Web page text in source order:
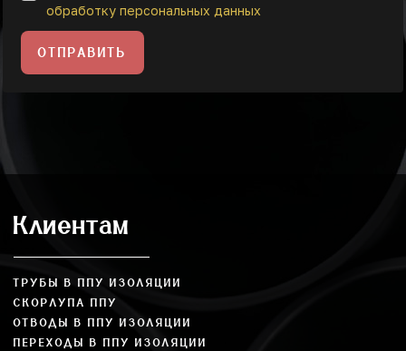
обработку персональных данных
ОТПРАВИТЬ
Клиентам
ТРУБЫ В ППУ ИЗОЛЯЦИИ
СКОРЛУПА ППУ
ОТВОДЫ В ППУ ИЗОЛЯЦИИ
ПЕРЕХОДЫ В ППУ ИЗОЛЯЦИИ